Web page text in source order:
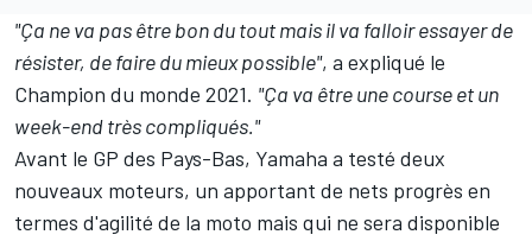
"Ça ne va pas être bon du tout mais il va falloir essayer de
résister, de faire du mieux possible", a expliqué le
Champion du monde 2021. "Ça va être une course et un
week-end très compliqués."
Avant le GP des Pays-Bas, Yamaha a testé deux
nouveaux moteurs, un apportant de nets progrès en
termes d'agilité de la moto mais qui ne sera disponible